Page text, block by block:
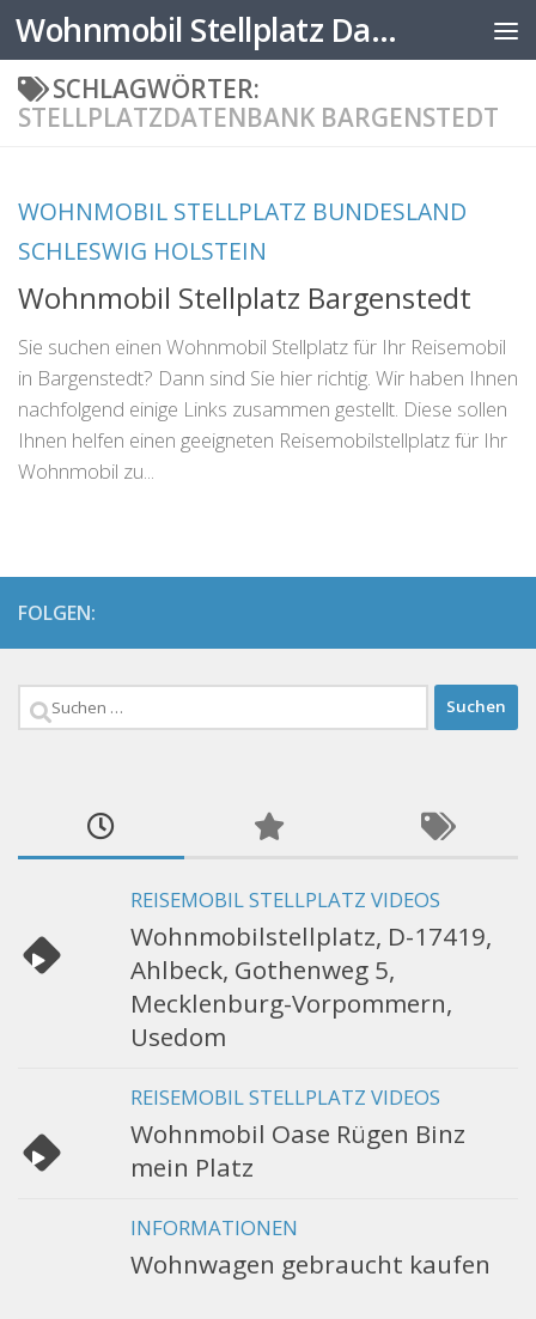
Zum Inhalt springen Wohnmobil Stellplatz Datenbank
SCHLAGWÖRTER:
STELLPLATZDATENBANK BARGENSTEDT
WOHNMOBIL STELLPLATZ BUNDESLAND
SCHLESWIG HOLSTEIN
Wohnmobil Stellplatz Bargenstedt
Sie suchen einen Wohnmobil Stellplatz für Ihr Reisemobil
in Bargenstedt? Dann sind Sie hier richtig. Wir haben Ihnen
nachfolgend einige Links zusammen gestellt. Diese sollen
Ihnen helfen einen geeigneten Reisemobilstellplatz für Ihr
Wohnmobil zu...
FOLGEN:
Suchen
REISEMOBIL STELLPLATZ VIDEOS
Wohnmobilstellplatz, D-17419,
Ahlbeck, Gothenweg 5,
Mecklenburg-Vorpommern,
Usedom
REISEMOBIL STELLPLATZ VIDEOS
Wohnmobil Oase Rügen Binz
mein Platz
INFORMATIONEN
Wohnwagen gebraucht kaufen